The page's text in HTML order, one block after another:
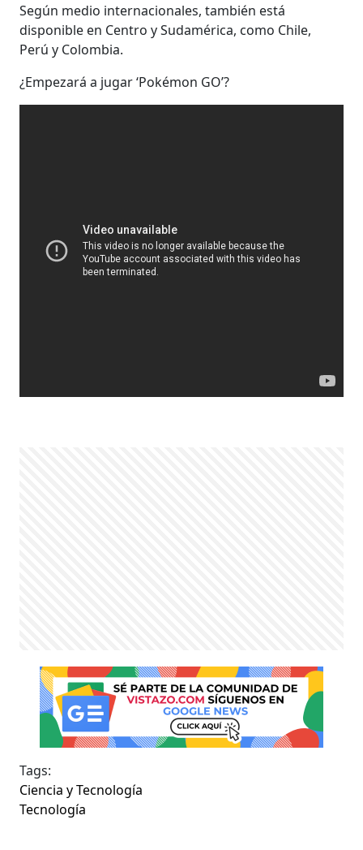
Según medio internacionales, también está
disponible en Centro y Sudamérica, como Chile,
Perú y Colombia.
¿Empezará a jugar ‘Pokémon GO’?
Tags:
Ciencia y Tecnología
Tecnología